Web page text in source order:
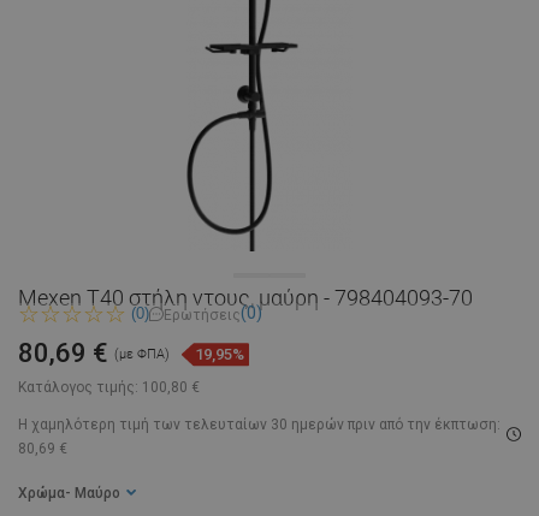
Mexen T40 στήλη ντους, μαύρη - 798404093-70
(0) Ερωτήσεις(0)
Κατάλογος τιμής: 100,80 €
80,69 € (με ΦΠΑ) 19,95%
Η χαμηλότερη τιμή των τελευταίων 30 ημερών πριν από την έκπτωση:
80,69 €
Χρώμα - Μαύρο